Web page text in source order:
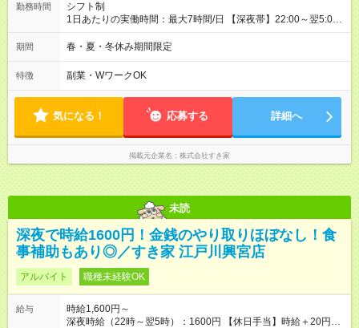
勤務時間
シフト制
1日あたりの実働時間：最大7時間/日 【深夜帯】22:00～翌5:00
週2日～・1日2h～OK◎ ※22:00から翌5:00までは18歳以上の方
のみ勤務可能です（18歳未満の深夜業務禁止のため） ★深夜で
す。 必ず、2名以上での勤務を行いますので、安心して働けま
す。
期間 春・夏・冬休み期間限定
特徴 副業・WワークOK
気になる！ 応募する 詳細へ
掲載元企業名 株式会社すき家
未読
深夜で時給1600円！金銭のやり取りほぼなし！食
事補助もあり◎／すき家 江戸川興宮店
アルバイト 職種未経験OK
給与
時給1,600円～
深夜時給（22時～翌5時）：1600円 【休日手当】時給＋20円